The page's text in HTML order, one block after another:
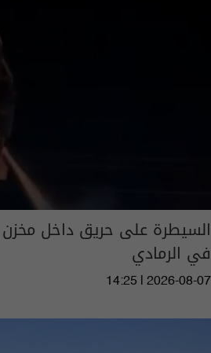
السيطرة على حريق داخل مخزن
في الرمادي
14:25 | 2026-08-07